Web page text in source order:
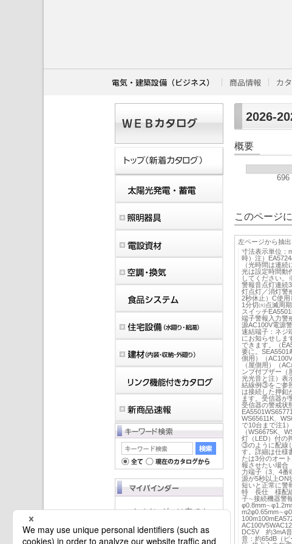
電気・建築設備（ビジネス） 商品情報 カ
2026-
概要
696
このページ
左ページから抽
寸法表示単位：
時）注）
（光時間は連
光は設定時間動
してください
警報音点灯連続
灯点灯／消灯警
2秒休止）C使
1分切㈫点滅周
スイッチ
端子警報入力警
源AC100V電源
速結端子：ネジ
にお知らせしま
できます。（
要に。SEA5501
側用）（
（屋側用）（
ンプ付ブザー（
光光音と注）表
結線例③をご参
は接続した押釦
ます。受信器が
受信器の警戒状
WS65611K、
で10台まで注1
（WS6675K、
灯（LED）付の
③のように配線
す。詳細は仕様
たは3分のオー
報させたい場合
力端子（3、4番
源が5秒以上ON
短いと正常に警
特 長仕 様配線
子∼接続機器警
DC5V 約3mA音
音：約65dB（
マイバインダーは空です。